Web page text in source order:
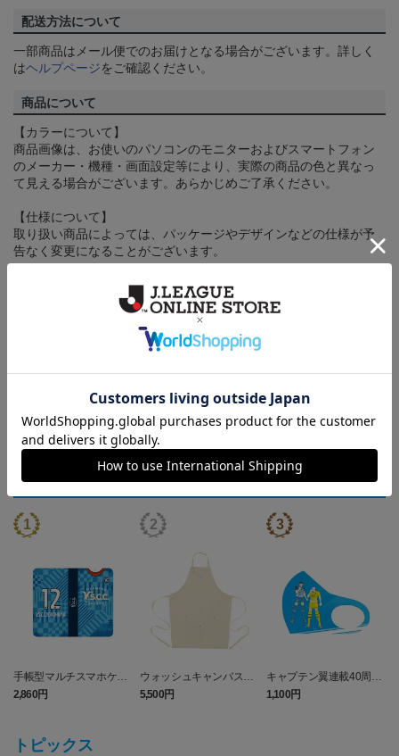
配送方法について
一部商品はメール便でのお届けとなる場合がございます。詳しく
はヘルプページをご確認ください。
商品について
【カラーについて】
商品画像は、お使いのパソコンのモニターおよびスマートフォン
のメーカー・機種・画面設定等により、実際の商品の色と異なっ
て見える場合がございます。あらかじめご了承ください。
【仕様について】
取り扱い商品によっては、パッケージやデザインなどの仕様が予
告なく変更になることがございます。
決済について
ギフト対応について
ランキング
手帳型マルチスマホケー
ス (Y.S.C.C.横浜)
2,860円
ウォッシュキャンバス＆
ツイル エプロン (Y.S.C.C.
横浜)
5,500円
キャプテン翼連載40周年
記念コラボ マスク
（Y．S．C．C．横浜）
1,100円
トピックス